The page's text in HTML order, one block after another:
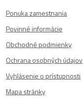
Ponuka zamestnania
Povinné informácie
Obchodné podmienky
Ochrana osobných údajov
Vyhlásenie o prístupnosti
Mapa stránky